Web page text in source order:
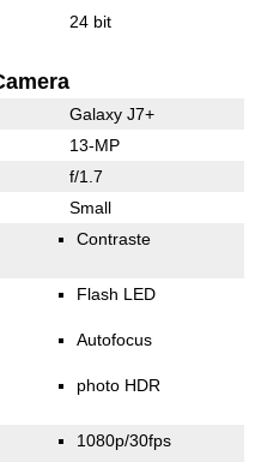
24 bit
Galaxy J7+
13-MP
f/1.7
Small
Contraste
Flash LED
Autofocus
photo HDR
1080p/30fps